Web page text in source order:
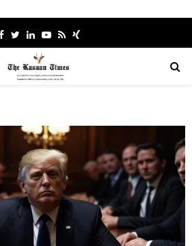
Facebook
TwitterLinkedinYoutube
RssXing